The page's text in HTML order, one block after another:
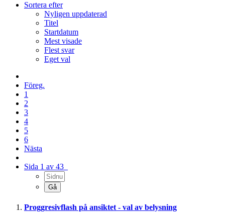
Sortera efter
Nyligen uppdaterad
Titel
Startdatum
Mest visade
Flest svar
Eget val
Föreg.
1
2
3
4
5
6
Nästa
Sida 1 av 43
Proggresivflash på ansiktet - val av belysning